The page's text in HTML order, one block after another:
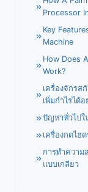
Processor
Key
Machine
How Does
Work?
เครื่องจักรส
เพิ่มกำไรได้อ
ปัญหาทั่วไปใ
เครื่องกดไฮ
การทำความ
แบบเกลียว